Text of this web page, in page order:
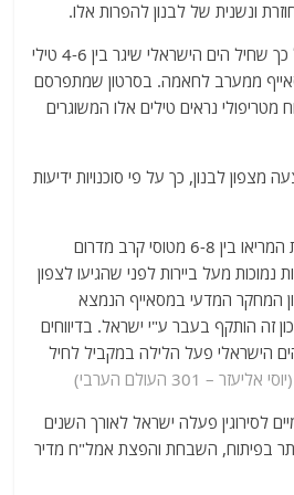
ונשנית של לבנון להפרות אלו.
חלק מהדיווחים מדברים על כך שחיל הים הישראלי שיגר בין 4-6 טילי
ממערב לחאמה. בסרטון שמתפרסם
מטריפולי נראים טילים אלו המשוגרים
מצפון לבנון, כך על פי סוכנויות ידיעות
על פי המידעים לאחר חצות המריאו בין 6-8 מטוסי קרב מדרום
נמוכות מעל ביירות לפני שהגיעו לצפון
המחקר המדעי במסאייף הנמצא
זה הותקף בעבר ע"י ישראל. בדיווחים
הים הישראלי פעל הלילה במקביל לחיל
(יוסי אליעזר – 301 העולם הערבי)
לסירוגין פעלה ישראל לאורך השנים
בפיתוח, השבחת והפצת אמל"ח מדיר